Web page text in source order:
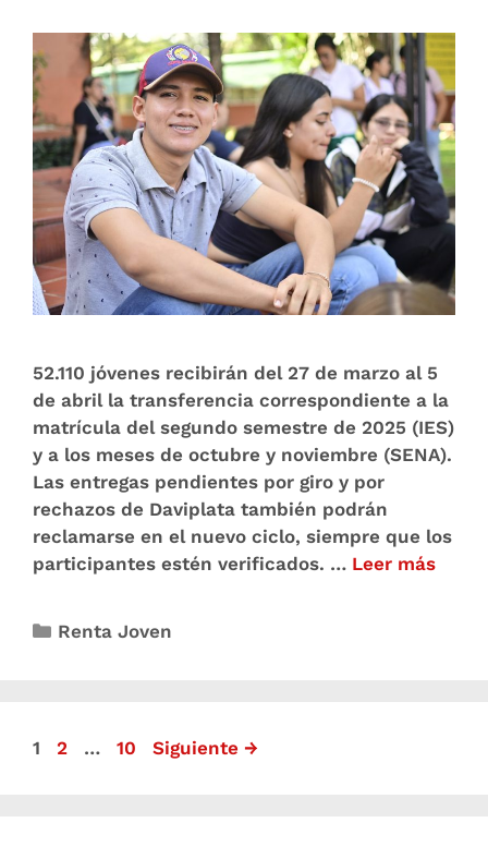
52.110 jóvenes recibirán del 27 de marzo al 5
de abril la transferencia correspondiente a la
matrícula del segundo semestre de 2025 (IES)
y a los meses de octubre y noviembre (SENA).
Las entregas pendientes por giro y por
rechazos de Daviplata también podrán
reclamarse en el nuevo ciclo, siempre que los
participantes estén verificados. … Leer más
Renta Joven
1 2 … 10 Siguiente →